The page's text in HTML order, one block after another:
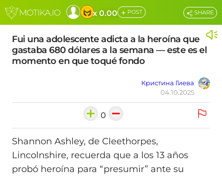
x 0.00 + POST
Fui una adolescente adicta a la heroína que
gastaba 680 dólares a la semana — este es el
momento en que toqué fondo
Кристина Гиева
04.10.2025
SHARE
0
Shannon Ashley, de Cleethorpes,
Lincolnshire, recuerda que a los 13 años
probó heroína para “presumir” ante su